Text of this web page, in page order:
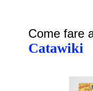
Come fare
Catawiki